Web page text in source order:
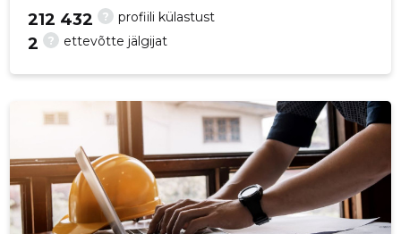
? profiili külastust
212 432
? ettevõtte jälgijat
2